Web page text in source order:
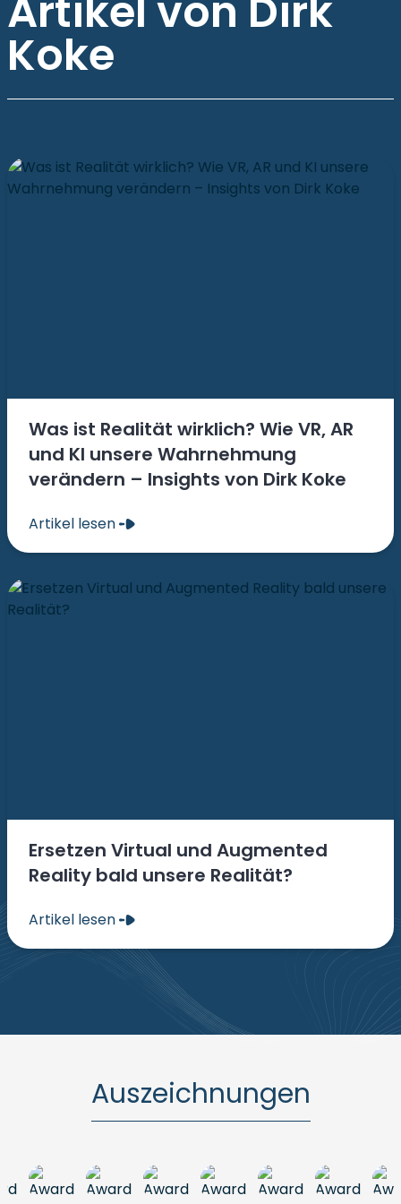
Artikel von Dirk
Koke
Was ist Realität wirklich? Wie VR, AR
und KI unsere Wahrnehmung
verändern – Insights von Dirk Koke
Artikel lesen
Ersetzen Virtual und Augmented
Reality bald unsere Realität?
Artikel lesen
Auszeichnungen